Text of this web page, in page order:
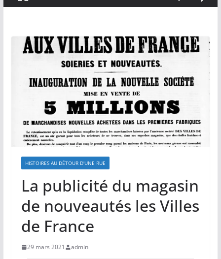
HISTOIRES AU DÉTOUR D'UNE RUE
La publicité du magasin
de nouveautés les Villes
de France
29 mars 2021 admin